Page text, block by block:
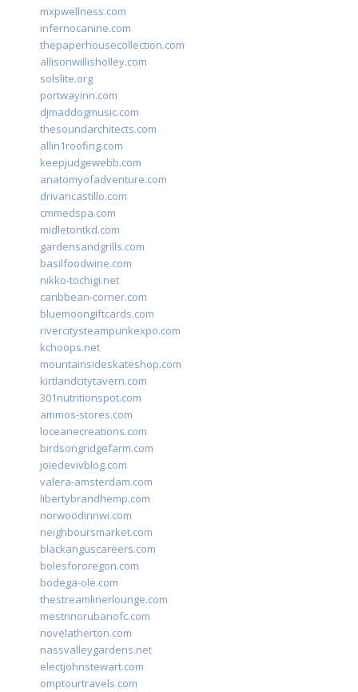
mxpwellness.com
infernocanine.com
thepaperhousecollection.com
allisonwillisholley.com
solslite.org
portwayinn.com
djmaddogmusic.com
thesoundarchitects.com
allin1roofing.com
keepjudgewebb.com
anatomyofadventure.com
drivancastillo.com
cmmedspa.com
midletontkd.com
gardensandgrills.com
basilfoodwine.com
nikko-tochigi.net
caribbean-corner.com
bluemoongiftcards.com
rivercitysteampunkexpo.com
kchoops.net
mountainsideskateshop.com
kirtlandcitytavern.com
301nutritionspot.com
ammos-stores.com
loceanecreations.com
birdsongridgefarm.com
joiedevivblog.com
valera-amsterdam.com
libertybrandhemp.com
norwoodinnwi.com
neighboursmarket.com
blackanguscareers.com
bolesfororegon.com
bodega-ole.com
thestreamlinerlounge.com
mestrinorubanofc.com
novelatherton.com
nassvalleygardens.net
electjohnstewart.com
omptourtravels.com